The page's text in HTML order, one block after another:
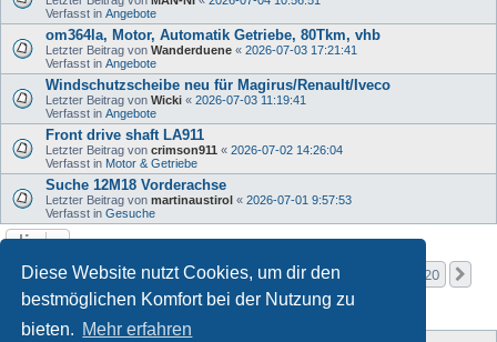
Diese Website nutzt Cookies, um dir den
bestmöglichen Komfort bei der Nutzung zu
bieten. Mehr erfahren
Verfasst in Angebote
om364la, Motor, Automatik Getriebe, 80Tkm, vhb
Letzter Beitrag von Wanderduene « 2026-07-03 17:21:41
Verfasst in Angebote
Windschutzscheibe neu für Magirus/Renault/Iveco
Letzter Beitrag von Wicki « 2026-07-03 11:19:41
Verfasst in Angebote
Front drive shaft LA911
Letzter Beitrag von crimson911 « 2026-07-02 14:26:04
Verfasst in Motor & Getriebe
Suche 12M18 Vorderachse
Letzter Beitrag von martinaustirol « 2026-07-01 9:57:53
Verfasst in Gesuche
Die Suche ergab mehr als 1000 Treffer Seite1von
1 2 3 20